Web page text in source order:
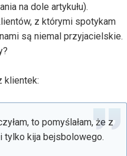
na dole artykułu).
z którymi spotykam
są niemal przyjacielskie.
klientek:
to pomyślałam, że z
tylko kija bejsbolowego.